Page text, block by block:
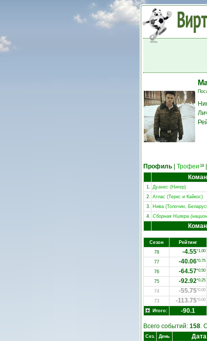
Профиль Трофеи 18
1. Дуанес (Нигер)
2. Атлас (Теркс и Кайкос)
3. Нива (Толочин,
4. Сборная Нигера
Сезон Рейтинг
78
-4.55*1.00
77
-40.06*0.75
76
-64.57*0.50
75
-92.92*0.25
74
-55.75*0.00
73
-113.75*0.00
Итого:
-90.1
Всего событий: 158.
Сез. День Дата